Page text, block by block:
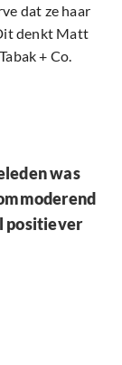
dat ze haar
denkt Matt
+ Co.
was
positiever